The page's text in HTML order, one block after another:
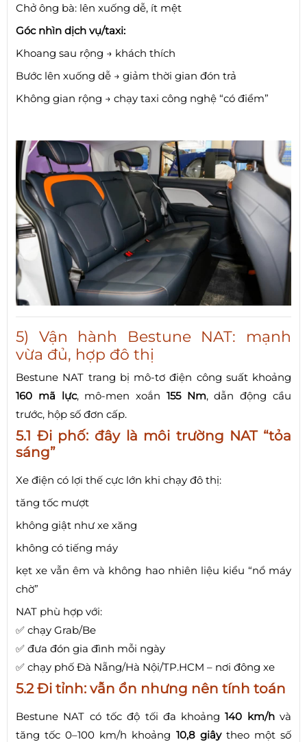
Chở ông bà: lên xuống dễ, ít mệt
Góc nhìn dịch vụ/taxi:
Khoang sau rộng → khách thích
Bước lên xuống dễ → giảm thời gian đón trả
Không gian rộng → chạy taxi công nghệ “có điểm”
5) Vận hành Bestune NAT: mạnh
vừa đủ, hợp đô thị
Bestune NAT trang bị mô-tơ điện công suất khoảng
160 mã lực, mô-men xoắn 155 Nm, dẫn động cầu
trước, hộp số đơn cấp.
5.1 Đi phố: đây là môi trường NAT “tỏa
sáng”
Xe điện có lợi thế cực lớn khi chạy đô thị:
tăng tốc mượt
không giật như xe xăng
không có tiếng máy
kẹt xe vẫn êm và không hao nhiên liệu kiểu “nổ máy
chờ”
NAT phù hợp với:
✅ chạy Grab/Be
✅ đưa đón gia đình mỗi ngày
✅ chạy phố Đà Nẵng/Hà Nội/TP.HCM – nơi đông xe
5.2 Đi tỉnh: vẫn ổn nhưng nên tính toán
Bestune NAT có tốc độ tối đa khoảng140 km/hvà
tăng tốc 0–100 km/h khoảng 10,8 giâytheo một số